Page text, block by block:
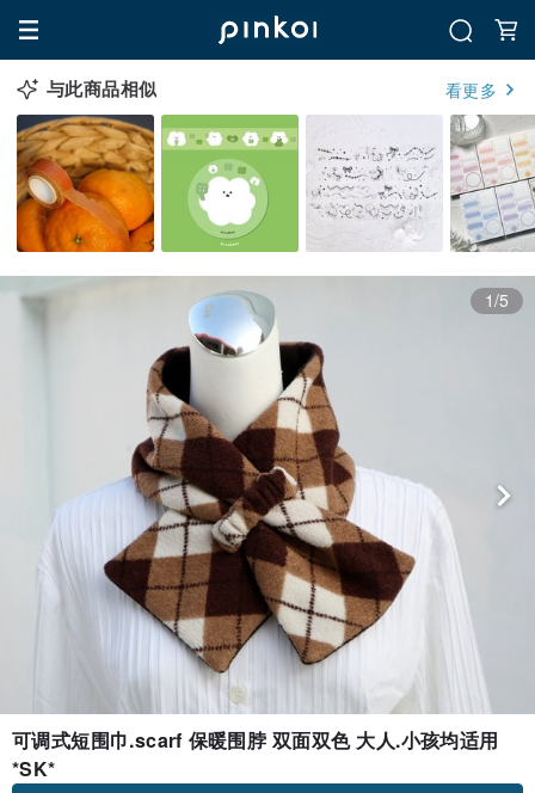
与此商品相似 看更多
1/5
可调式短围巾.scarf 保暖围脖 双面双色 大人.小孩均适用
*SK*